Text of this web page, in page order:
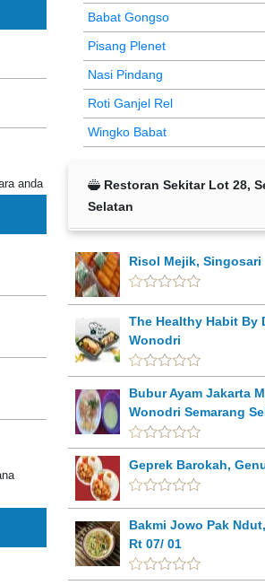
anda
Babat Gongso
Pisang Plenet
Nasi Pindang
Roti Ganjel Rel
Wingko Babat
Restoran Sekitar Lot 28,
Selatan
Risol Mejik, Singosari
The Healthy Habit By
Wonodri
Bubur Ayam Jakarta
Wonodri Semarang
Geprek Barokah,
Bakmi Jowo Pak
Rt 07/ 01